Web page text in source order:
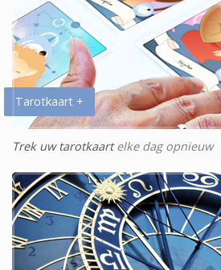
Tarotkaart +
Trek uw tarotkaartelke dag opnieuw